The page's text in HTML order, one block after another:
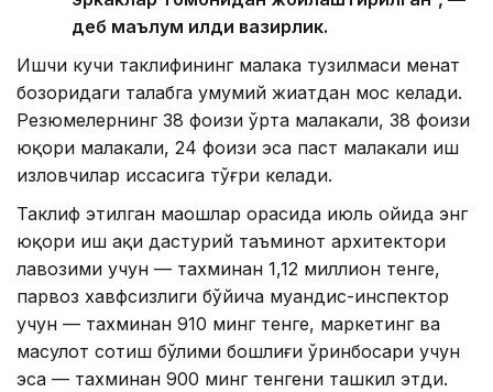
деб маълум қилди вазирлик.
Ишчи кучи таклифининг малака тузилмаси меҳнат
бозоридаги талабга умумий жиҳатдан мос келади.
Резюмелернинг 38 фоизи ўрта малакали, 38 фоизи
юқори малакали, 24 фоизи эса паст малакали иш
изловчилар ҳиссасига тўғри келади.
Таклиф этилган маошлар орасида июль ойида энг
юқори иш ҳақи дастурий таъминот архитектори
лавозими учун — тахминан 1,12 миллион тенге,
парвоз хавфсизлиги бўйича муҳандис-инспектор
учун — тахминан 910 минг тенге, маркетинг ва
маҳсулот сотиш бўлими бошлиғи ўринбосари учун
эса — тахминан 900 минг тенгени ташкил этди.